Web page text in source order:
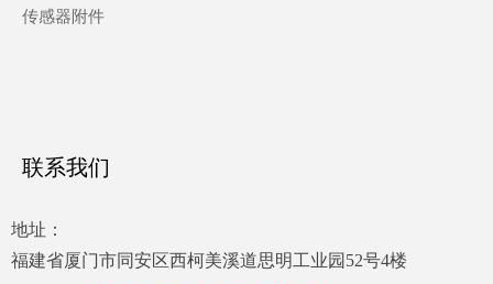
传感器附件
地址：
福建省厦门市同安区西柯美溪道思明工业园52号4楼
联系我们